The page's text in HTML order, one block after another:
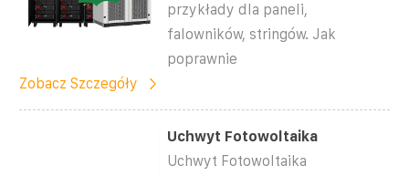
przykłady dla paneli,
falowników, stringów. Jak
poprawnie
Zobacz Szczegóły
Uchwyt Fotowoltaika
Uchwyt Fotowoltaika